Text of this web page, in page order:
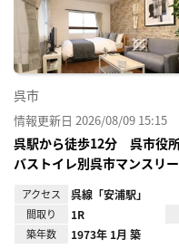
呉市
情報更新日 2026/08/09 15:15
呉駅から徒歩12分 呉市役
バストイレ別呉市マンスリ
アクセス 呉線「安浦駅」
間取り 1R
築年数 1973年 1月 築